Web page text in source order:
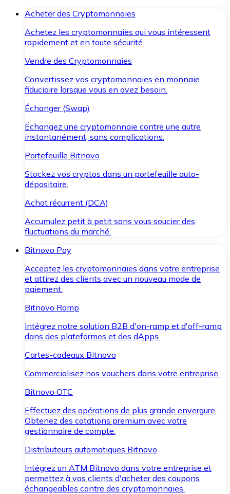
Acheter des Cryptomonnaies
Achetez les cryptomonnaies qui vous intéressent
rapidement et en toute sécurité.
Vendre des Cryptomonnaies
Convertissez vos cryptomonnaies en monnaie
fiduciaire lorsque vous en avez besoin.
Échanger (Swap)
Échangez une cryptomonnaie contre une autre
instantanément, sans complications.
Portefeuille Bitnovo
Stockez vos cryptos dans un portefeuille auto-
dépositaire.
Achat récurrent (DCA)
Accumulez petit à petit sans vous soucier des
fluctuations du marché.
Bitnovo Pay
Acceptez les cryptomonnaies dans votre entreprise
et attirez des clients avec un nouveau mode de
paiement.
Bitnovo Ramp
Intégrez notre solution B2B d'on-ramp et d'off-ramp
dans des plateformes et des dApps.
Cartes-cadeaux Bitnovo
Commercialisez nos vouchers dans votre entreprise.
Bitnovo OTC
Effectuez des opérations de plus grande envergure.
Obtenez des cotations premium avec votre
gestionnaire de compte.
Distributeurs automatiques Bitnovo
Intégrez un ATM Bitnovo dans votre entreprise et
permettez à vos clients d'acheter des coupons
échangeables contre des cryptomonnaies.